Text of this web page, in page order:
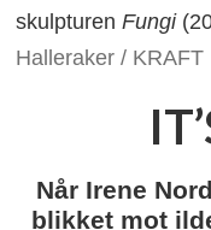
skulpturenFungi
Halleraker / KRAFT
Når Irene
blikket mot